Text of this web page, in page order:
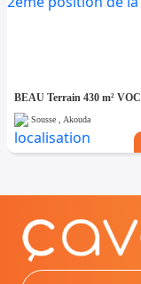
Sousse , Akouda